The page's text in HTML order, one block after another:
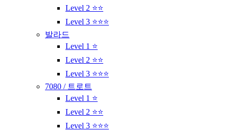
Level 2 ⭐⭐
Level 3 ⭐⭐⭐
발라드
Level 1 ⭐
Level 2 ⭐⭐
Level 3 ⭐⭐⭐
7080 / 트로트
Level 1 ⭐
Level 2 ⭐⭐
Level 3 ⭐⭐⭐